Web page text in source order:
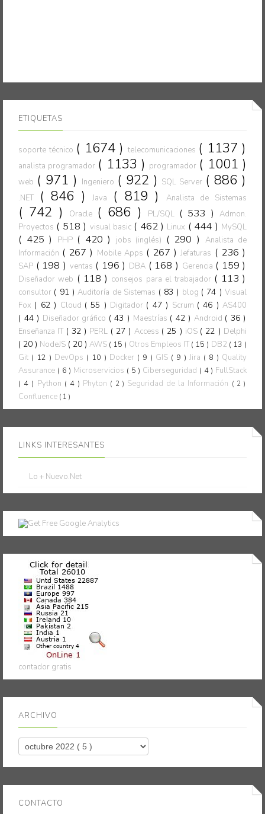
ETIQUETAS
soporte técnico ( 1674 ) telecomunicaciones ( 1137 )
analista programador ( 1133 ) programador ( 1001 )
web ( 971 ) Ingeniero ( 922 ) SQL Server ( 886 )
.NET ( 846 )Java ( 819 ) Analista de Sistemas
( 742 ) Oracle ( 686 ) PL/SQL ( 533 )Admon.
Proyectos ( 518 ) visual basic ( 462 ) Linux ( 444 ) MySQL
( 425 ) PHP ( 420 ) jobs (inglés) ( 290 )
Analista de
Información ( 267 ) Mobile Apps ( 267 )Jefaturas ( 236 )
SAP ( 198 ) ventas ( 196 ) DBA ( 168 ) Gerencia ( 159 )
Diseñador web ( 118 ) consejos para el trabajador ( 113 )
consultor ( 91 )Auditoría de Sistemas ( 83 ) blog ( 74 )Visual
Fox ( 62 ) Cloud ( 55 ) Digitador ( 47 ) Scrum ( 46 ) AS400
( 44 ) Diseñador gráfico ( 43 ) Maestrías ( 42 ) Android ( 36 )
Enseñanza IT ( 32 ) PERL ( 27 ) Access ( 25 ) iOS ( 22 ) Delphi
( 20 ) NodeJS ( 20 )AWS ( 15 ) Otros Empleos IT ( 15 ) DB2 ( 13 )
Git ( 12 ) DevOps ( 10 ) Docker ( 9 ) GIS ( 9 ) Jira ( 8 ) Quality
Assurance ( 6 ) Microservicios ( 5 ) Ciberseguridad ( 4 ) FullStack
( 4 ) Python ( 4 ) Phyton ( 2 ) Seguridad de la Información ( 2 )
Confluence ( 1 )
LINKS INTERESANTES
Lo + Nuevo.Net
contador gratis
ARCHIVO
CONTACTO